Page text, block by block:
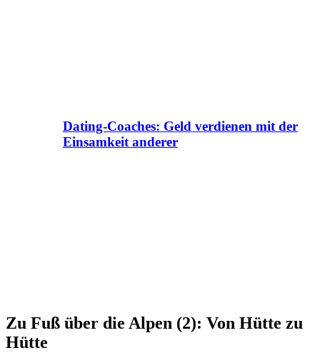
Dating-Coaches: Geld verdienen mit der
Einsamkeit anderer
Zu Fuß über die Alpen (2): Von Hütte zu
Hütte